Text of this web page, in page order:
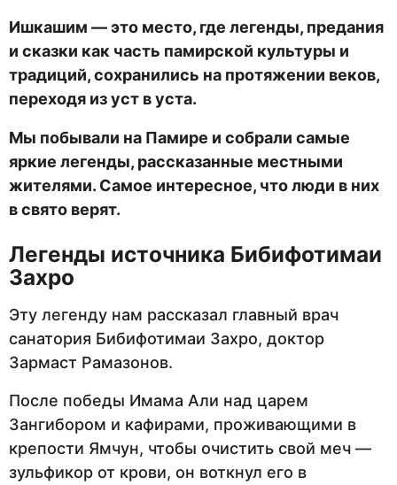
з
д
Ишкашим — это место, где легенды, предания
и сказки как часть памирской культуры и
традиций, сохранились на протяжении веков,
переходя из уст в уста.
Мы побывали на Памире и собрали самые
яркие легенды, рассказанные местными
жителями. Самое интересное, что люди в них
в свято верят.
Легенды источника Бибифотимаи
Захро
Эту легенду нам рассказал главный врач
санатория Бибифотимаи Захро, доктор
Зармаст Рамазонов.
После победы Имама Али над царем
Зангибором и кафирами, проживающими в
крепости Ямчун, чтобы очистить свой меч —
зульфикор от крови, он воткнул его в